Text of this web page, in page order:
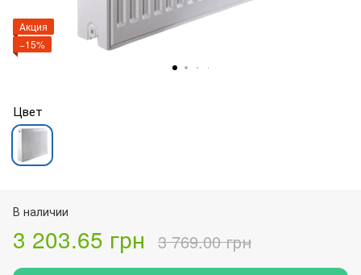
Акция
−15%
Цвет
В наличии
3 203.65 грн 3 769.00 грн